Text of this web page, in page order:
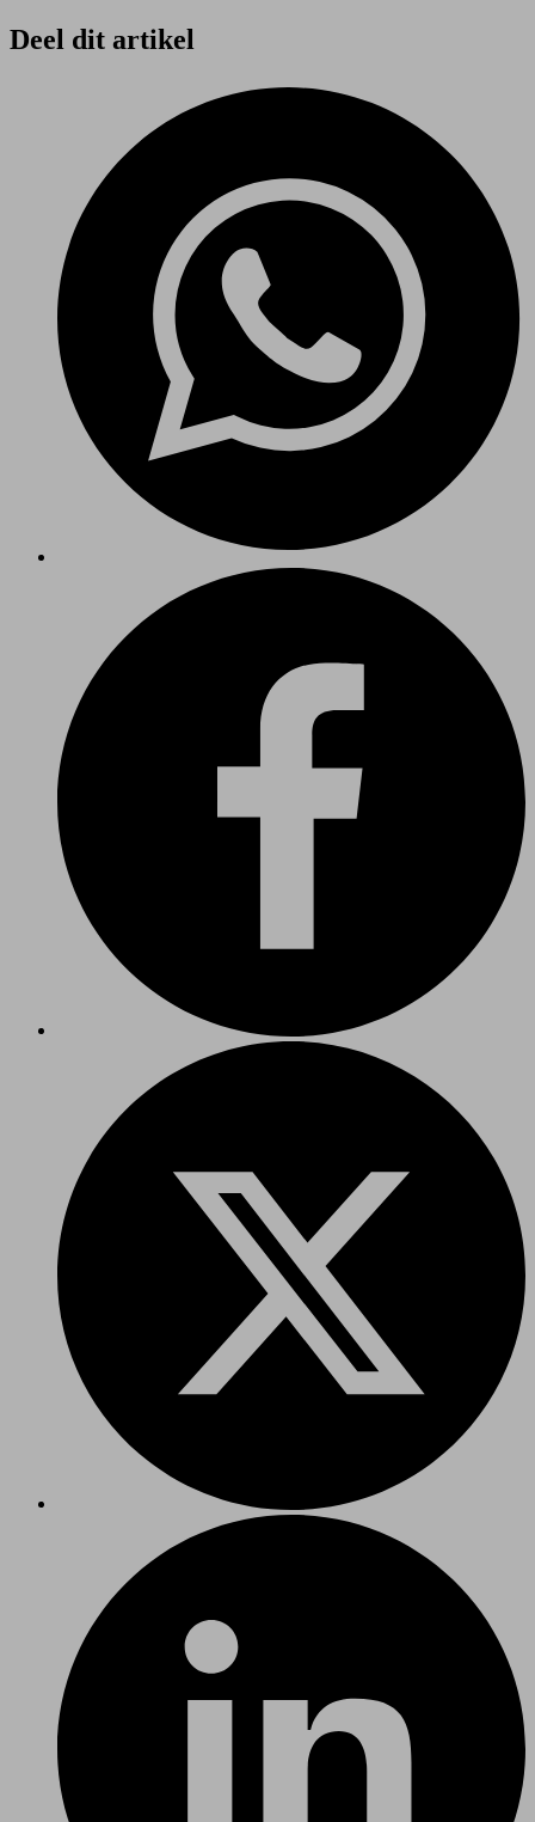
Deel dit artikel